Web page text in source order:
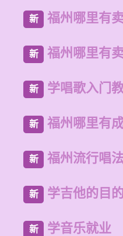
新 福州哪里有
新 福州哪里有
新 学唱歌入门
新 福州哪里有
新 福州流行唱
新 学吉他的目
新 学音乐就业